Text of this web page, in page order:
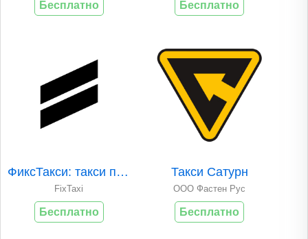
Бесплатно Бесплатно
ФиксТакси: такси по вашей цене
FixTaxi
Бесплатно
Такси Сатурн
ООО Фастен Рус
Бесплатно